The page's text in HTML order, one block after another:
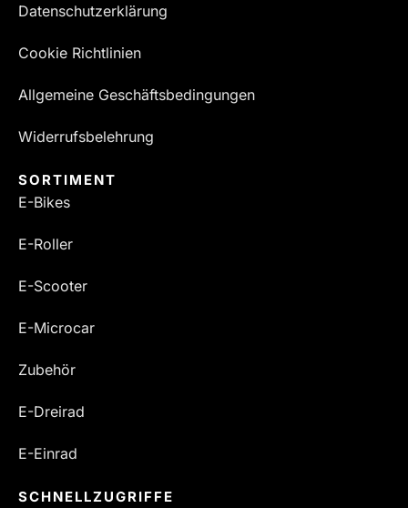
Datenschutzerklärung
Cookie Richtlinien
Allgemeine Geschäftsbedingungen
Widerrufsbelehrung
SORTIMENT
E-Bikes
E-Roller
E-Scooter
E-Microcar
Zubehör
E-Dreirad
E-Einrad
SCHNELLZUGRIFFE